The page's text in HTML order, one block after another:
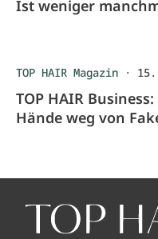
Ist weniger
TOP HAIR Magazin · 15.
TOP HAIR
Hände weg von